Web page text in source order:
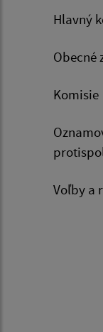
Hlavný
Obecné
Komisie
Voľby a